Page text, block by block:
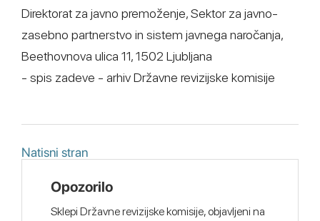
Direktorat za javno premoženje, Sektor za javno-
zasebno partnerstvo in sistem javnega naročanja,
Beethovnova ulica 11, 1502 Ljubljana
- spis zadeve - arhiv Državne revizijske komisije
Natisni stran
Opozorilo
Sklepi Državne revizijske komisije, objavljeni na